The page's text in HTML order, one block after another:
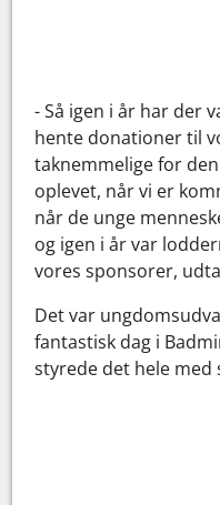
- Så igen i år har der
hente donationer til
taknemmelige for
oplevet, når vi er
når de unge
og igen i år var
vores sponsorer,
Det var
fantastisk dag i
styrede det hele med